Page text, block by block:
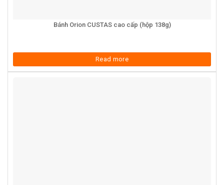
Bánh Orion CUSTAS cao cấp (hộp 138g)
Read more